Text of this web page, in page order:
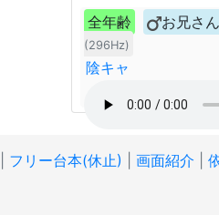
全年齢
お兄さん
(296Hz)
陰キャ
フリー台本(休止) 画面紹介